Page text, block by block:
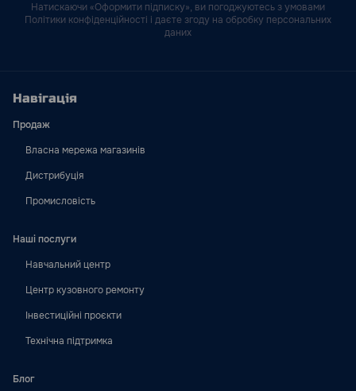
Натискаючи «Оформити підписку», ви погоджуютесь з умовами
Політики конфіденційності і даєте згоду на обробку персональних
даних
Навігація
Продаж
Власна мережа магазинів
Дистрибуція
Промисловість
Наші послуги
Навчальний центр
Центр кузовного ремонту
Інвестиційні проєкти
Технічна підтримка
Блог